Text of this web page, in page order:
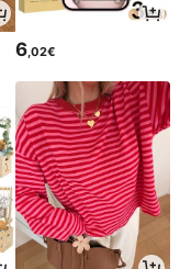
6,02€